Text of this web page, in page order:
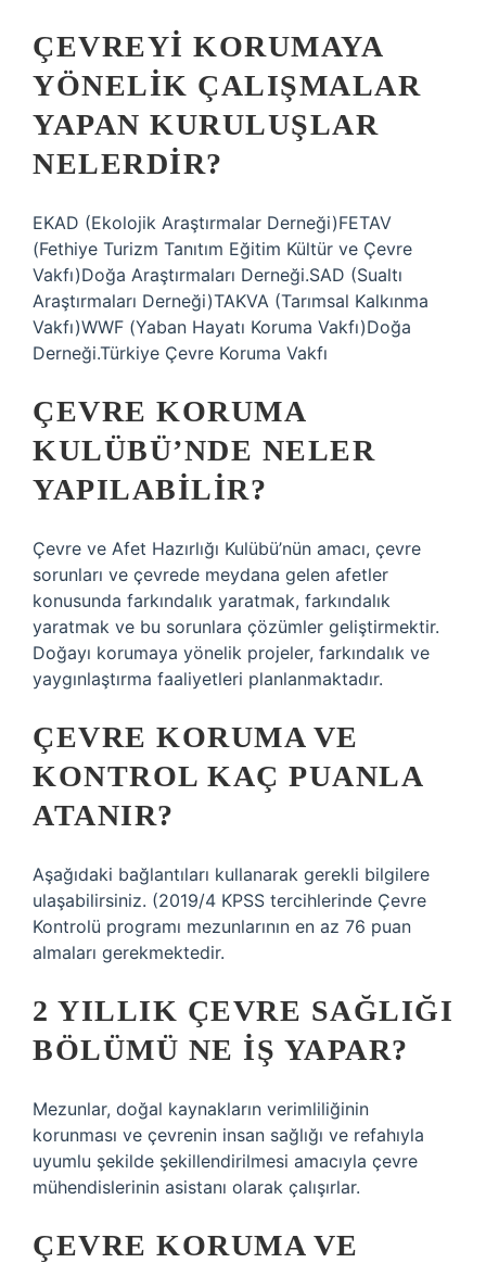
ÇEVREYI KORUMAYA
YÖNELIK ÇALIŞMALAR
YAPAN KURULUŞLAR
NELERDIR?
EKAD (Ekolojik Araştırmalar Derneği)FETAV
(Fethiye Turizm Tanıtım Eğitim Kültür ve Çevre
Vakfı)Doğa Araştırmaları Derneği.SAD (Sualtı
Araştırmaları Derneği)TAKVA (Tarımsal Kalkınma
Vakfı)WWF (Yaban Hayatı Koruma Vakfı)Doğa
Derneği.Türkiye Çevre Koruma Vakfı
ÇEVRE KORUMA
KULÜBÜ’NDE NELER
YAPILABILIR?
Çevre ve Afet Hazırlığı Kulübü’nün amacı, çevre
sorunları ve çevrede meydana gelen afetler
konusunda farkındalık yaratmak, farkındalık
yaratmak ve bu sorunlara çözümler geliştirmektir.
Doğayı korumaya yönelik projeler, farkındalık ve
yaygınlaştırma faaliyetleri planlanmaktadır.
ÇEVRE KORUMA VE
KONTROL KAÇ PUANLA
ATANIR?
Aşağıdaki bağlantıları kullanarak gerekli bilgilere
ulaşabilirsiniz. (2019/4 KPSS tercihlerinde Çevre
Kontrolü programı mezunlarının en az 76 puan
almaları gerekmektedir.
2 YILLIK ÇEVRE SAĞLIĞI
BÖLÜMÜ NE IŞ YAPAR?
Mezunlar, doğal kaynakların verimliliğinin
korunması ve çevrenin insan sağlığı ve refahıyla
uyumlu şekilde şekillendirilmesi amacıyla çevre
mühendislerinin asistanı olarak çalışırlar.
ÇEVRE KORUMA VE